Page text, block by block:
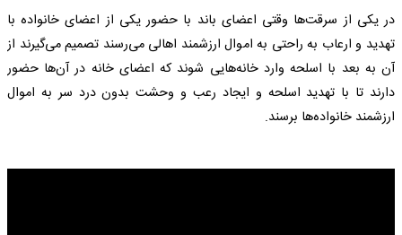
در یکی از سرقت‌ها وقتی اعضای باند با حضور یکی از اعضای خانواده با
تهدید و ارعاب به راحتی به اموال ارزشمند اهالی می‌رسند تصمیم می‌گیرند از
آن به بعد با اسلحه وارد خانه‌‌هایی شوند که اعضای خانه در آن‌ها حضور
دارند تا با تهدید اسلحه و ایجاد رعب و وحشت بدون درد سر به اموال
ارزشمند خانواده‌ها برسند.